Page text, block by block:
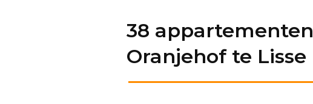
38 appartementen
Oranjehof te Lisse